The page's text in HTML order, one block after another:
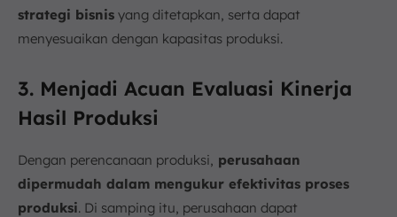
strategi bisnis yang ditetapkan, serta dapat
menyesuaikan dengan kapasitas produksi.
3. Menjadi Acuan Evaluasi Kinerja
Hasil Produksi
Dengan perencanaan produksi, perusahaan
dipermudah dalam mengukur efektivitas proses
produksi. Di samping itu, perusahaan dapat